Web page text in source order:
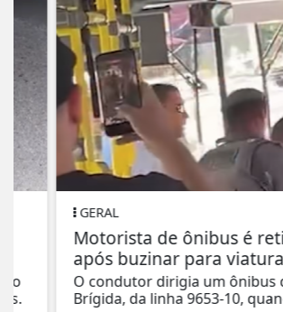
GERAL
Motorista de ônibus é
após buzinar para viatura
O condutor dirigia um ônibus da
Brígida, da linha 9653-10, quando